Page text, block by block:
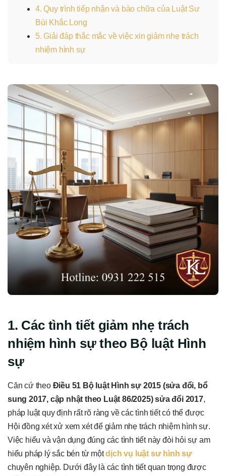
4. Quy trình tiếp nhận và bào chữa của Luật Sư
Bùi Khắc Long
5. Giải đáp thắc mắc về việc xin giảm nhẹ trách
nhiệm hình sự
1. Các tình tiết giảm nhẹ trách
nhiệm hình sự theo Bộ luật Hình
sự
Căn cứ theo Điều 51 Bộ luật Hình sự 2015 (sửa đổi, bổ
sung 2017, cập nhật theo Luật 86/2025) sửa đổi 2017,
pháp luật quy định rất rõ ràng về các tình tiết có thể được
Hội đồng xét xử xem xét để giảm nhẹ trách nhiệm hình sự.
Việc hiểu và vận dụng đúng các tình tiết này đòi hỏi sự am
hiểu pháp lý sắc bén từ mộtdịch vụ luật sư hình sự
chuyên nghiệp. Dưới đây là các tình tiết quan trọng được